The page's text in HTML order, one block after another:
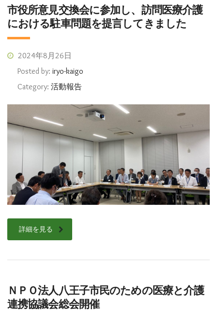
市役所意見交換会に参加し、訪問医療介護
における駐車問題を提言してきました
2024年8月26日
Posted by: iryo-kaigo
Category: 活動報告
詳細を見る
ＮＰＯ法人八王子市民のための医療と介護
連携協議会総会開催